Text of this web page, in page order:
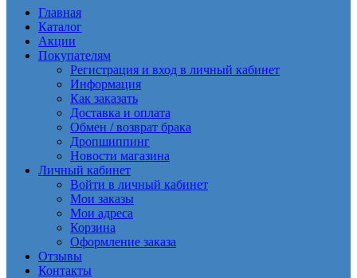
Главная
Каталог
Акции
Покупателям
Регистрация и вход в личный кабинет
Информация
Как заказать
Доставка и оплата
Обмен / возврат брака
Дропшиппинг
Новости магазина
Личный кабинет
Войти в личный кабинет
Мои заказы
Мои адреса
Корзина
Оформление заказа
Отзывы
Контакты